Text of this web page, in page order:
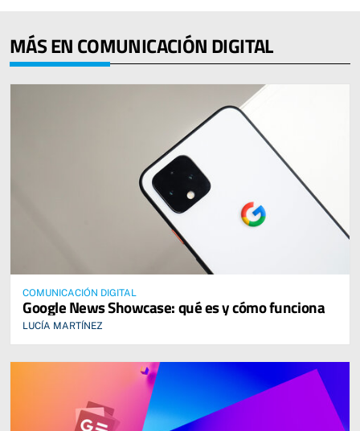
MÁS EN COMUNICACIÓN DIGITAL
COMUNICACIÓN DIGITAL
Google News Showcase: qué es y cómo funciona
LUCÍA MARTÍNEZ